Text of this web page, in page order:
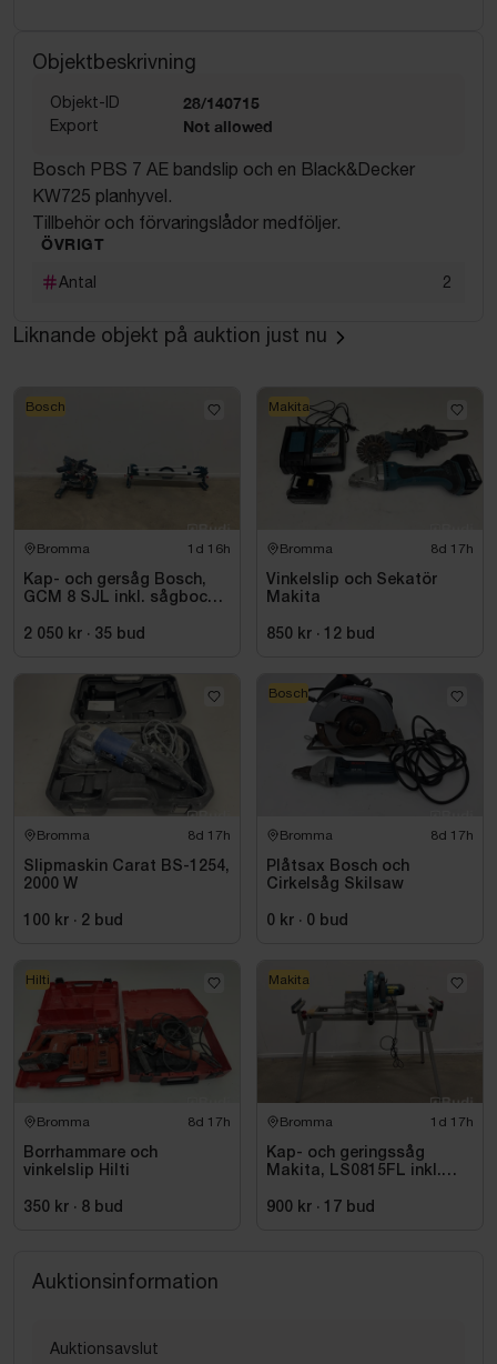
Objektbeskrivning
Objekt-ID 28/140715
Export Not allowed
Bosch PBS 7 AE bandslip och en Black&Decker
KW725 planhyvel.
Tillbehör och förvaringslådor medföljer.
ÖVRIGT
Antal 2
Liknande objekt på auktion just nu
Bromma 1d 16h
Kap- och gersåg Bosch,
GCM 8 SJL inkl. sågbock
2 050 kr · 35 bud
Bosch
Bromma 8d 17h
Vinkelslip och Sekatör
Makita
850 kr · 12 bud
Makita
Bromma 8d 17h
Slipmaskin Carat BS-1254,
2000 W
100 kr · 2 bud
Bromma 8d 17h
Plåtsax Bosch och
Cirkelsåg Skilsaw
0 kr · 0 bud
Bosch
Bromma 8d 17h
Borrhammare och
vinkelslip Hilti
350 kr · 8 bud
Hilti
Bromma 1d 17h
Kap- och geringssåg
Makita, LS0815FL inkl.
Bosch, GTA 2600
900 kr · 17 bud
Makita
Auktionsinformation
Auktionsavslut